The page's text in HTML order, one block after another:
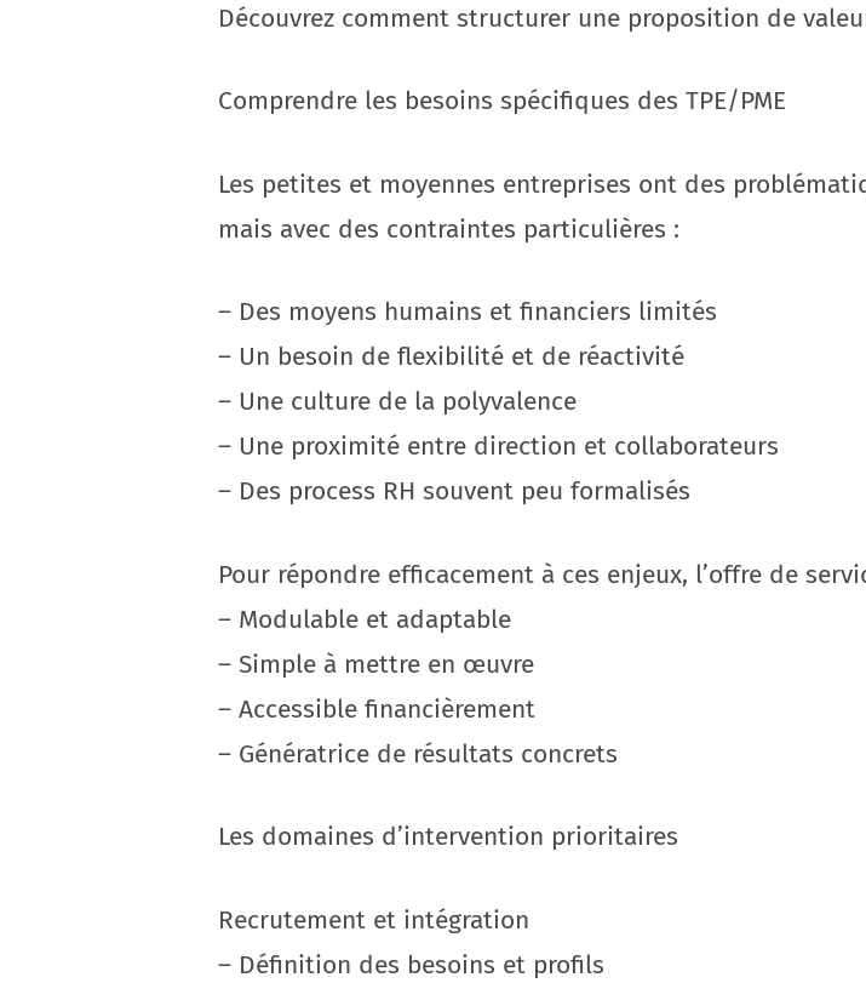
Découvrez comment structurer une proposition de
Comprendre les besoins spécifiques des TPE/PME
Les petites et moyennes entreprises ont des
mais avec des contraintes particulières :
– Des moyens humains et financiers limités
– Un besoin de flexibilité et de réactivité
– Une culture de la polyvalence
– Une proximité entre direction et collaborateurs
– Des process RH souvent peu formalisés
Pour répondre efficacement à ces enjeux, l’offre de
– Modulable et adaptable
– Simple à mettre en œuvre
– Accessible financièrement
– Génératrice de résultats concrets
Les domaines d’intervention prioritaires
Recrutement et intégration
– Définition des besoins et profils